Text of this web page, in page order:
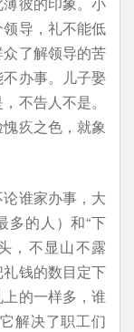
导，礼不能低
了解领导的苦
办事。儿子娶
不告人不是。
疚之色，就象
谁家办事，大
多的人）和“下
，不显山不露
钱的数目定下
的一样多，谁
解决了职工们